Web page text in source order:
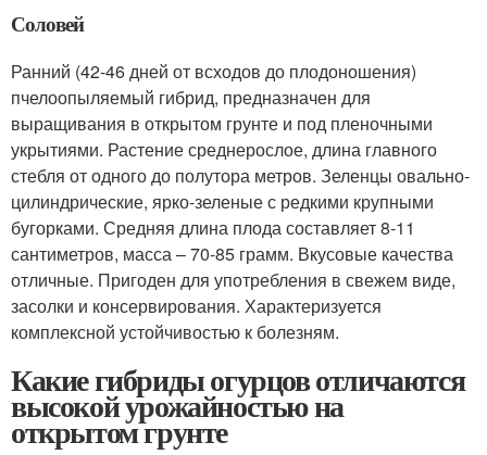
Соловей
Ранний (42-46 дней от всходов до плодоношения)
пчелоопыляемый гибрид, предназначен для
выращивания в открытом грунте и под пленочными
укрытиями. Растение среднерослое, длина главного
стебля от одного до полутора метров. Зеленцы овально-
цилиндрические, ярко-зеленые с редкими крупными
бугорками. Средняя длина плода составляет 8-11
сантиметров, масса – 70-85 грамм. Вкусовые качества
отличные. Пригоден для употребления в свежем виде,
засолки и консервирования. Характеризуется
комплексной устойчивостью к болезням.
Какие гибриды огурцов отличаются
высокой урожайностью на
открытом грунте